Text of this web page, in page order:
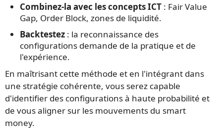
Combinez-la avec les concepts ICT : Fair Value
Gap, Order Block, zones de liquidité.
Backtestez : la reconnaissance des
configurations demande de la pratique et de
l'expérience.
En maîtrisant cette méthode et en l'intégrant dans
une stratégie cohérente, vous serez capable
d'identifier des configurations à haute probabilité et
de vous aligner sur les mouvements du smart
money.